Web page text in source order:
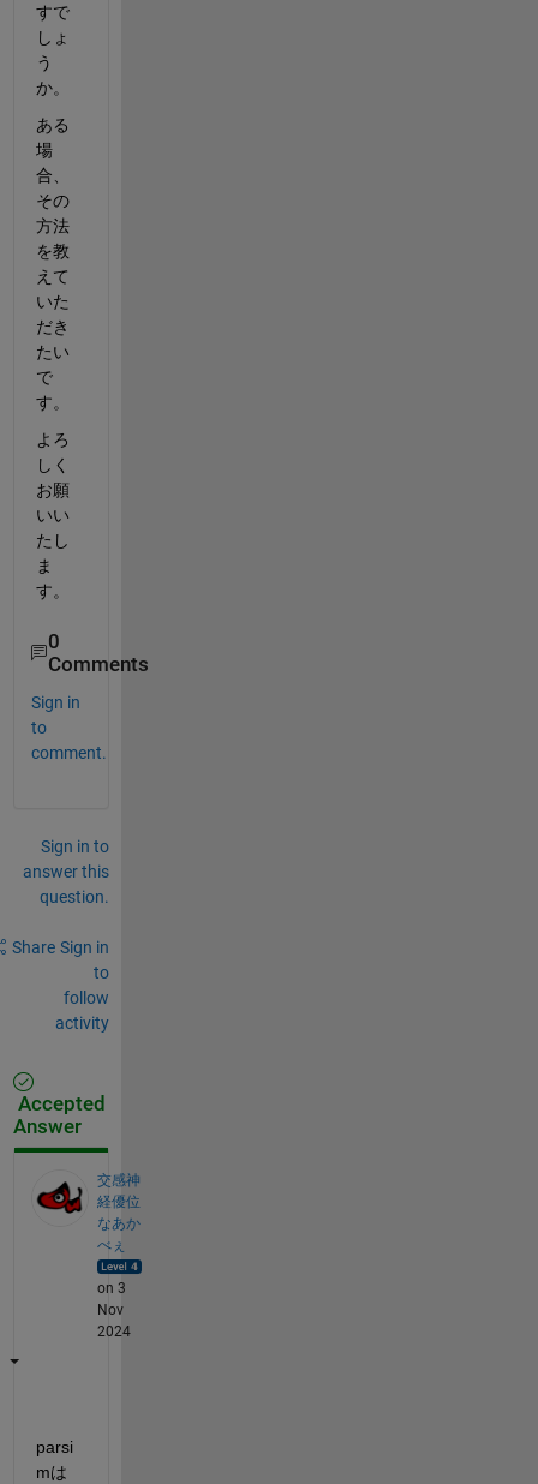
すで
しょ
う
か。
ある
場
合、
その
方法
を教
えて
いた
だき
たい
で
す。
よろ
しく
お願
いい
たし
ま
す。
0
Comments
Sign in
to
comment.
Sign in to
answer this
question.
Share Sign in
to
follow
activity
Accepted
Answer
交感神
経優位
なあか
べぇ
on 3
Nov
2024
parsi
mは